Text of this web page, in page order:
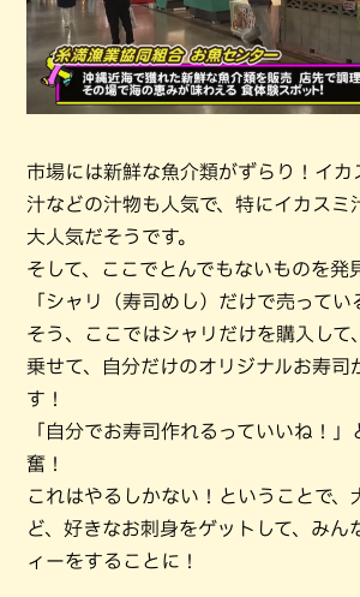
市場には新鮮な魚介類がずらり！イカ
汁などの汁物も人気で、特にイカスミ
大人気だそうです。
そして、ここでとんでもないものを発
「シャリ（寿司めし）だけで売ってい
そう、ここではシャリだけを購入して
乗せて、自分だけのオリジナルお寿司
す！
「自分でお寿司作れるっていいね！
奮！
これはやるしかない！ということで、
ど、好きなお刺身をゲットして、みん
ィーをすることに！